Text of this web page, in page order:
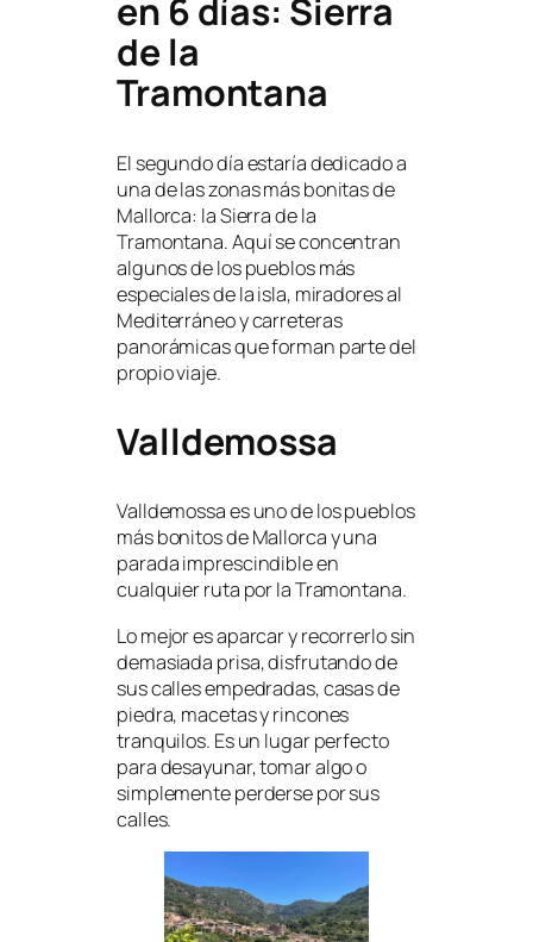
en 6 días: Sierra
de la
Tramontana
El segundo día estaría dedicado a
una de las zonas más bonitas de
Mallorca: la Sierra de la
Tramontana. Aquí se concentran
algunos de los pueblos más
especiales de la isla, miradores al
Mediterráneo y carreteras
panorámicas que forman parte del
propio viaje.
Valldemossa
Valldemossa es uno de los pueblos
más bonitos de Mallorca y una
parada imprescindible en
cualquier ruta por la Tramontana.
Lo mejor es aparcar y recorrerlo sin
demasiada prisa, disfrutando de
sus calles empedradas, casas de
piedra, macetas y rincones
tranquilos. Es un lugar perfecto
para desayunar, tomar algo o
simplemente perderse por sus
calles.